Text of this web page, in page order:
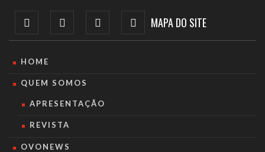
MAPA DO SITE
HOME
QUEM SOMOS
APRESENTAÇÃO
REVISTA
OVONEWS